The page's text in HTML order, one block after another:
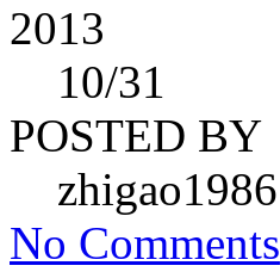
2013
10/31
POSTED BY
zhigao1986
No Comments